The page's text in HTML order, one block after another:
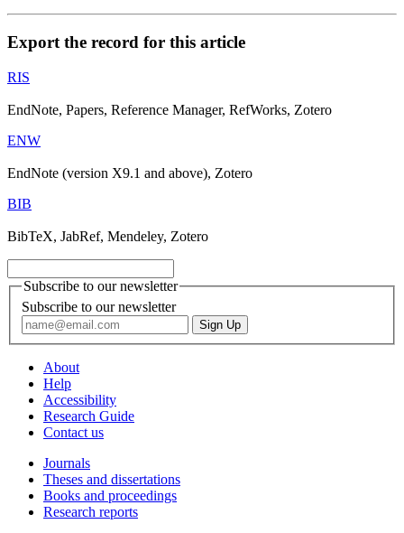
Export the record for this article
RIS
EndNote, Papers, Reference Manager, RefWorks, Zotero
ENW
EndNote (version X9.1 and above), Zotero
BIB
BibTeX, JabRef, Mendeley, Zotero
Subscribe to our newsletter
Subscribe to our newsletter
About
Help
Accessibility
Research Guide
Contact us
Journals
Theses and dissertations
Books and proceedings
Research reports